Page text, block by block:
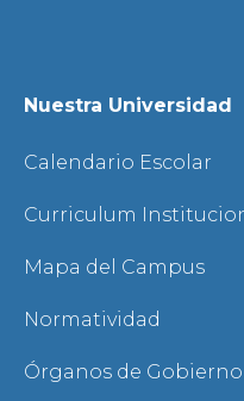
Nuestra Universidad
Calendario Escolar
Curriculum
Mapa del Campus
Normatividad
Órganos de Gobierno